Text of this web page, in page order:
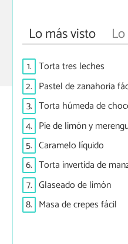
Lo más visto
1. Torta tres leches
2. Pastel de zanahoria
3. Torta húmeda de
4. Pie de limón y
5. Caramelo líquido
6. Torta invertida de
7. Glaseado de limón
8. Masa de crepes fácil